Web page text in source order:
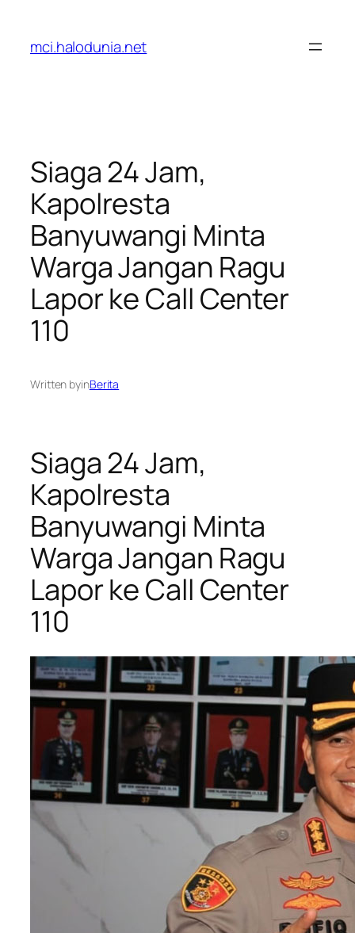
konten
mci.halodunia.net
Siaga 24 Jam,
Kapolresta
Banyuwangi Minta
Warga Jangan Ragu
Lapor ke Call Center
110
Written byinBerita
Siaga 24 Jam,
Kapolresta
Banyuwangi Minta
Warga Jangan Ragu
Lapor ke Call Center
110